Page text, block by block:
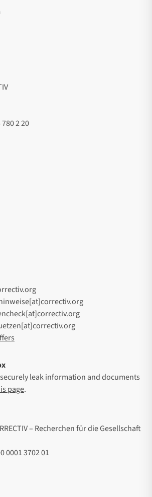
780 2 20
leak information and documents
page.
– Recherchen für die Gesellschaft
0001 3702 01